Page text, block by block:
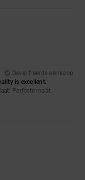
Geverifieerde aankoop
is excellent.
: Perfecte maat